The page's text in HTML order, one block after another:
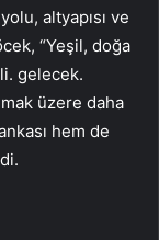
altyapısı ve
“Yeşil, doğa
gelecek.
üzere daha
hem de